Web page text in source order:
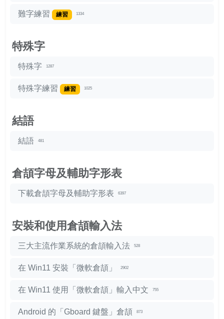
難字練習 練習 1334
特殊字
特殊字 1287
特殊字練習 練習 1025
結語
結語 481
倉頡字母及輔助字形表
下載倉頡字母及輔助字形表 6397
安裝和使用倉頡輸入法
三大主流作業系統的倉頡輸入法 528
在 Win11 安裝「微軟倉頡」 2902
在 Win11 使用「微軟倉頡」輸入中文 755
Android 的「Gboard 鍵盤」倉頡 873